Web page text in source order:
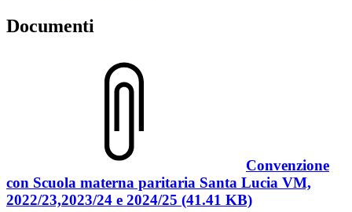
Documenti
Convenzione
con Scuola materna paritaria Santa Lucia VM,
2022/23,2023/24 e 2024/25 (41.41 KB)